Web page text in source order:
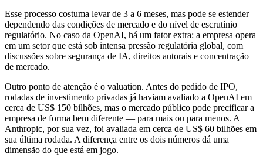
Esse processo costuma levar de 3 a 6 meses, mas pode se estender
dependendo das condições de mercado e do nível de escrutínio
regulatório. No caso da OpenAI, há um fator extra: a empresa opera
em um setor que está sob intensa pressão regulatória global, com
discussões sobre segurança de IA, direitos autorais e concentração
de mercado.
Outro ponto de atenção é o valuation. Antes do pedido de IPO,
rodadas de investimento privadas já haviam avaliado a OpenAI em
cerca de US$ 150 bilhões, mas o mercado público pode precificar a
empresa de forma bem diferente — para mais ou para menos. A
Anthropic, por sua vez, foi avaliada em cerca de US$ 60 bilhões em
sua última rodada. A diferença entre os dois números dá uma
dimensão do que está em jogo.